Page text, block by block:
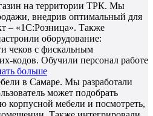
на территории ТРК. Мы
внедрив оптимальный для
– «1С:Розница». Также
оборудование:
чеков с фискальным
кодов. Обучили персонал работе
больше
в Самаре. Мы разработали
может подобрать
корпусной мебели и посмотреть,